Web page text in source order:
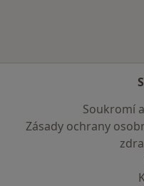
Soukromí
Zásady ochrany